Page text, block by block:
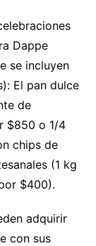
Dappe
se incluyen
El pan dulce
de
$850 o 1/4
chips de
(1 kg
$400).
adquirir
con sus